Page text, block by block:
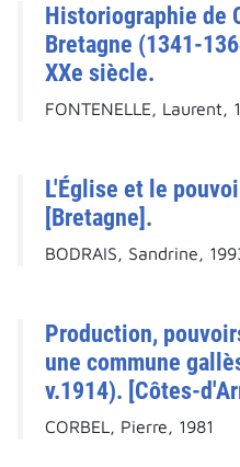
Historiographie de
Bretagne (1341-
XXe siècle.
FONTENELLE, Laurent,
L'Église et le
[Bretagne].
BODRAIS, Sandrine,
Production,
une commune
v.1914). [Côtes-
CORBEL, Pierre, 1981